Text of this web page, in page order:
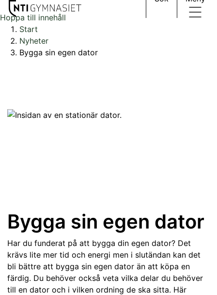
Hoppa till innehåll
Huvudnavigation
Start
Nyheter
Bygga sin egen dator
Bygga sin egen dator
Har du funderat på att bygga din egen dator? Det
krävs lite mer tid och energi men i slutändan kan det
bli bättre att bygga sin egen dator än att köpa en
färdig. Du behöver också veta vilka delar du behöver
till en dator och i vilken ordning de ska sitta. Här